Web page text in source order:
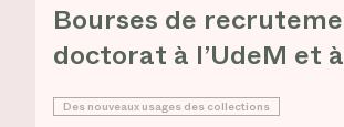
Bourses de
doctorat à l’UdeM et à
Des nouveaux usages des collections